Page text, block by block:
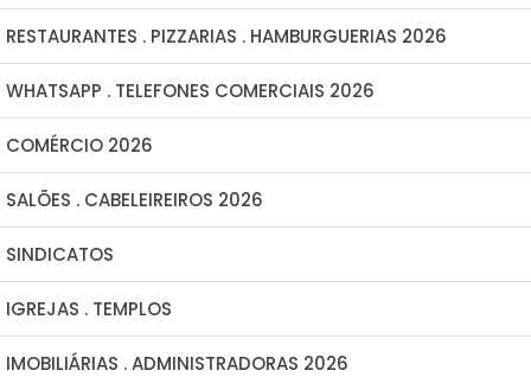
RESTAURANTES . PIZZARIAS . HAMBURGUERIAS 2026
WHATSAPP . TELEFONES COMERCIAIS 2026
COMÉRCIO 2026
SALÕES . CABELEIREIROS 2026
SINDICATOS
IGREJAS . TEMPLOS
IMOBILIÁRIAS . ADMINISTRADORAS 2026